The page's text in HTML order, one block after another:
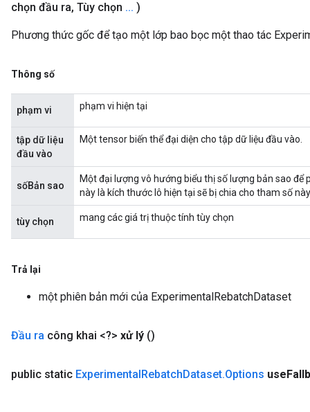
chọn đầu ra, Tùy chọn ... )
Phương thức gốc để tạo một lớp bao bọc một thao tác
Thông số
phạm vi phạm vi hiện tại
tập dữ liệu
đầu vào
Một tensor biến thể đại diện cho tập dữ liệu đầu vào.
sốBản sao
Một đại lượng vô hướng biểu thị số lượng bản sao để
này là kích thước lô hiện tại sẽ bị chia cho tham số
tùy chọn mang các giá trị thuộc tính tùy chọn
Trả lại
một phiên bản mới của ExperimentalRebatchDataset
Đầu ra công khai <?> xử lý ()
public static ExperimentalRebatchDataset.Options use